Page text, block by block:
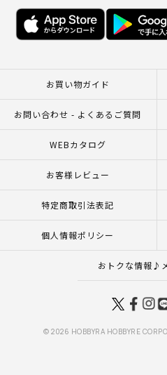
お買い物ガイド
お問い合わせ - よくあるご質問
WEBカタログ
お客様レビュー
特定商取引法表記
個人情報ポリシー
おトクな情報♪
© 2026 HOBBYRA HOBBYRE